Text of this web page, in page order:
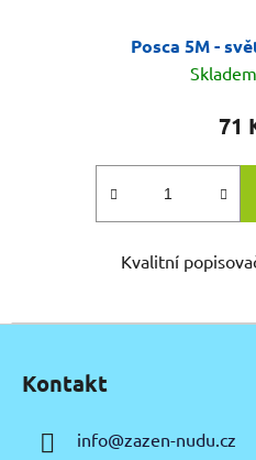
Posca 5M -
Skladem
71
Kvalitní
Kontakt
info@zazen-nudu.cz